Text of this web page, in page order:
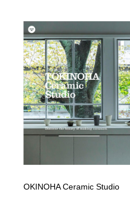
OKINOHA Ceramic Studio